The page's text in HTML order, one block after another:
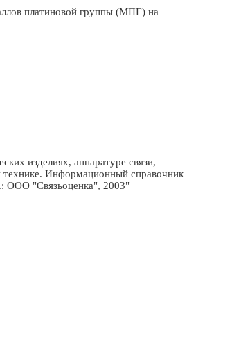
платиновой группы (МПГ) на
изделиях, аппаратуре связи,
технике. Информационный справочник
ООО "Связьоценка", 2003"